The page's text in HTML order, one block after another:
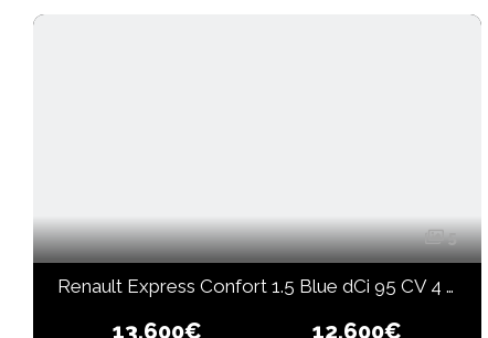
5
Renault Express Confort 1.5 Blue dCi 95 CV 4 puertas
13.600€ 12.600€